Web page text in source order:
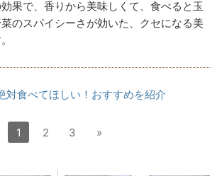
果で、香りから美味しくて、食べると玉
のスパイシーさが効いた、クセになる美
対食べてほしい！おすすめを紹介
1 2 3 »